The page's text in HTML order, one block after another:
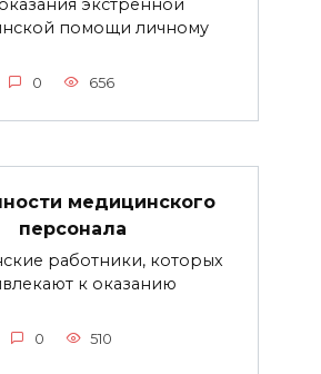
экстренной
помощи личному
0 656
медицинского
персонала
работники, которых
к оказанию
0 510